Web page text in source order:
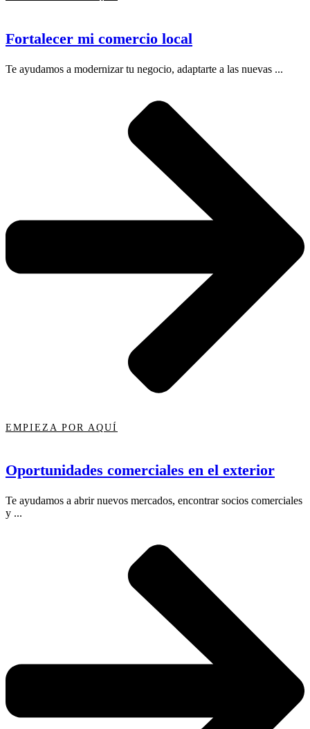
Fortalecer mi comercio local
Te ayudamos a modernizar tu negocio, adaptarte a las nuevas ...
EMPIEZA POR AQUÍ
Oportunidades comerciales en el exterior
Te ayudamos a abrir nuevos mercados, encontrar socios comerciales
y ...